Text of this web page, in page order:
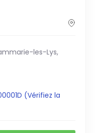
les-Lys,
(Vérifiez la